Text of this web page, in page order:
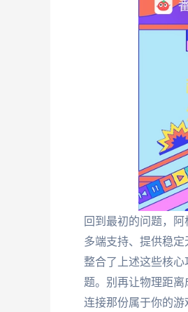
回到最初的问题，
多端支持、提供稳
整合了上述这些核
题。别再让物理距
连接那份属于你的